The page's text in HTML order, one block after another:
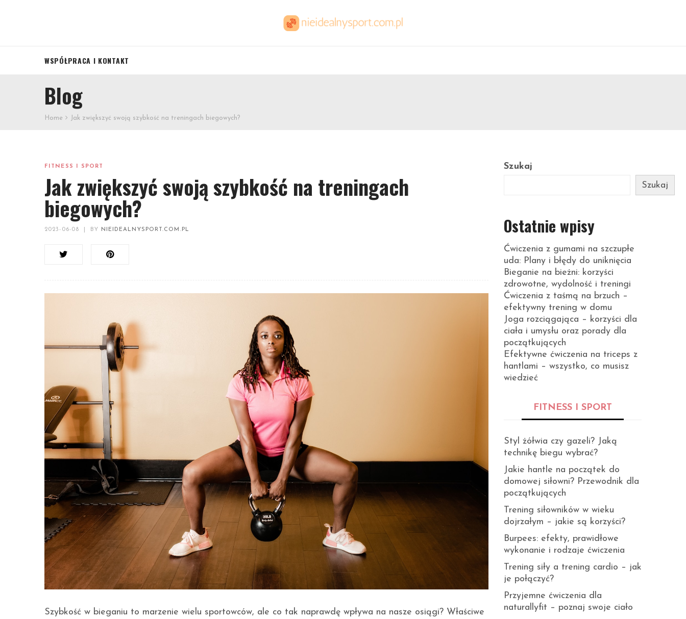
WSPÓŁPRACA I KONTAKT
Blog
Home Jak zwiększyć swoją szybkość na treningach biegowych?
FITNESS I SPORT
Jak zwiększyć swoją szybkość na treningach
biegowych?
2023-06-08 BY NIEIDEALNYSPORT.COM.PL
Szybkość w bieganiu to marzenie wielu sportowców, ale co tak naprawdę wpływa na nasze osiągi? Właściwe
Szukaj
Szukaj
Ostatnie wpisy
Ćwiczenia z gumami na szczupłe
uda: Plany i błędy do uniknięcia
Bieganie na bieżni: korzyści
zdrowotne, wydolność i treningi
Ćwiczenia z taśmą na brzuch –
efektywny trening w domu
Joga rozciągająca – korzyści dla
ciała i umysłu oraz porady dla
początkujących
Efektywne ćwiczenia na triceps z
hantlami – wszystko, co musisz
wiedzieć
FITNESS I SPORT
Styl żółwia czy gazeli? Jaką
technikę biegu wybrać?
Jakie hantle na początek do
domowej siłowni? Przewodnik dla
początkujących
Trening siłowników w wieku
dojrzałym – jakie są korzyści?
Burpees: efekty, prawidłowe
wykonanie i rodzaje ćwiczenia
Trening siły a trening cardio – jak
je połączyć?
Przyjemne ćwiczenia dla
naturallyfit – poznaj swoje ciało